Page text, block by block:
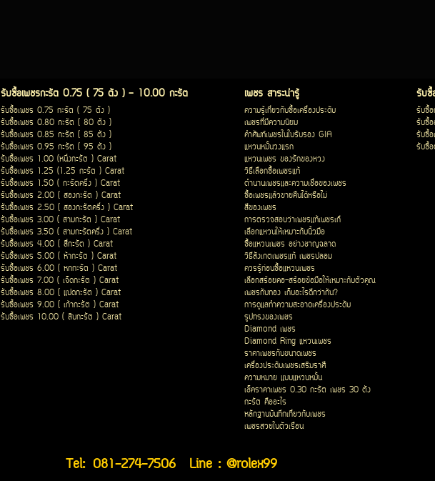
รับซื้อเพชรกะรัต 0.75 ( 75 ตัง ) - 10.00 กะรัต
รับซื้อเพชร 0.75 กะรัต ( 75 ตัง )
รับซื้อเพชร 0.80 กะรัต ( 80 ตัง )
รับซื้อเพชร 0.85 กะรัต ( 85 ตัง )
รับซื้อเพชร 0.95 กะรัต ( 95 ตัง )
รับซื้อเพชร 1.00 (หนึ่งกะรัต ) Carat
รับซื้อเพชร 1.25 (1.25 กะรัต ) Carat
รับซื้อเพชร 1.50 ( กะรัตครึ่ง ) Carat
รับซื้อเพชร 2.00 ( สองกะรัต ) Carat
รับซื้อเพชร 2.50 ( สองกะรัตครึ่ง ) Carat
รับซื้อเพชร 3.00 ( สามกะรัต ) Carat
รับซื้อเพชร 3.50 ( สามกะรัตครึ่ง ) Carat
รับซื้อเพชร 4.00 ( สี่กะรัต ) Carat
รับซื้อเพชร 5.00 ( ห้ากะรัต ) Carat
รับซื้อเพชร 6.00 ( หกกะรัต ) Carat
รับซื้อเพชร 7.00 ( เจ็ดกะรัต ) Carat
รับซื้อเพชร 8.00 ( แปดกะรัต ) Carat
รับซื้อเพชร 9.00 ( เก้ากะรัต ) Carat
รับซื้อเพชร 10.00 ( สิบกะรัต ) Carat
เพชร สาระน่ารู้
ความรู้เกี่ยวกับซื้อเครื่องประดับ
เพชรที่มีความนิยม
คำศัพท์เพชรในใบรับรอง GIA
แหวนหมั้นวงแรก
แหวนเพชร ของรักของหวง
วิธีเลือกซื้อเพชรแท้
ตำนานเพชรและความเชื่อของเพชร
ซื้อเพชรแล้วขายคืนได้หรือไม่
สีของเพชร
การตรวจสอบว่าเพชรแท้เพชรเก๊
เลือกแหวนให้เหมาะกับนิ้วมือ
ซื้อแหวนเพชร อย่างชาญฉลาด
วิธีสังเกตเพชรแท้ เพชรปลอม
ควรรู้ก่อนซื้อแหวนเพชร
เลือกสร้อยคอ-สร้อยข้อมือให้เหมาะกับตัวคุณ
เพชรกับทอง เก็บอะไรดีกว่ากัน?
การดูแลทำความสะอาดเครื่องประดับ
รูปทรงของเพชร
Diamond เพชร
Diamond Ring แหวนเพชร
ราคาเพชรกับขนาดเพชร
เครื่องประดับเพชรเสริมราศี
ความหมาย แบบแหวนหมั้น
เช็คราคาเพชร 0.30 กะรัต เพชร 30 ตัง
กะรัต คืออะไร
หลักฐานบันทึกเกี่ยวกับเพชร
เพชรสวยในตัวเรือน
รับซื้
รับซื้
รับซื้
รับซื้
รับซื้
Tel: 081-274-7506
Line : @rolex99